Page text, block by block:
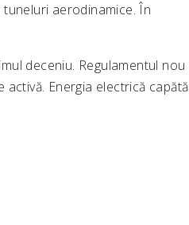
aerodinamice. În
deceniu. Regulamentul nou
Energia electrică capătă